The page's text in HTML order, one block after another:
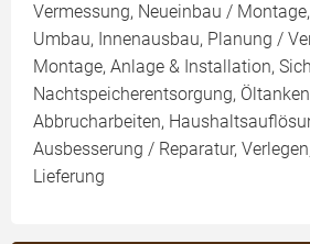
Vermessung, Neueinbau /
Umbau, Innenausbau, Planung /
Montage, Anlage & Installation,
Nachtspeicherentsorgung,
Abbrucharbeiten,
Ausbesserung / Reparatur,
Lieferung